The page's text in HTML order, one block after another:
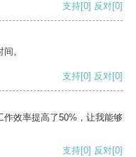
支持[0] 反对[0]
。
支持[0] 反对[0]
效率提高了50%，让我能够
支持[0] 反对[0]